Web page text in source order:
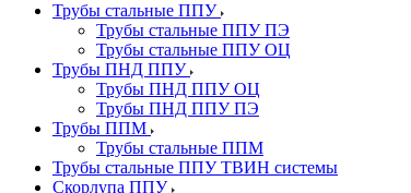
Трубы стальные ППУ
Трубы стальные ППУ ПЭ
Трубы стальные ППУ ОЦ
Трубы ПНД ППУ
Трубы ПНД ППУ ОЦ
Трубы ПНД ППУ ПЭ
Трубы ППМ
Трубы стальные ППМ
Трубы стальные ППУ ТВИН системы
Скорлупа ППУ